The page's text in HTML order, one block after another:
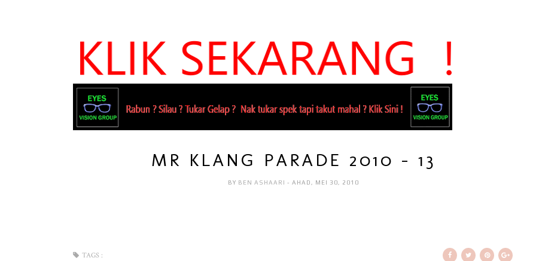
MR KLANG PARADE 2010 - 13
BY BEN ASHAARI - AHAD, MEI 30, 2010
TAGS :